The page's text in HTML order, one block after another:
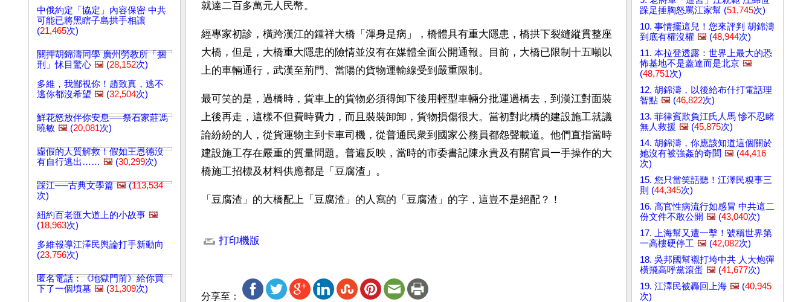
中俄約定「協定」內容保密 中共
可能已將黑瞎子島拱手相讓
(21,465次)
關押胡錦濤同學 廣州勞教所「捆
刑」怵目驚心 🖼️ (28,152次)
多維，我鄙視你！趙致真，逃不
逃你都沒希望 🖼️ (32,504次)
鮮花怒放伴你安息──祭石家莊馮
曉敏 🖼️ (20,081次)
虛假的人質解救！假如王恩德沒
有自行逃出…… 🖼️ (30,299次)
踩江──古典文學篇 🖼️(113,534
次)
紐約百老匯大道上的小故事 🖼️
(18,963次)
多維報導江澤民輿論打手新動向
(23,756次)
匿名電話：《地獄門前》給你買
下了一個墳墓 🖼️ (31,309次)
就達二百多萬元人民幣。
經專家初診，橫跨漢江的鍾祥大橋「渾身是病」，橋體具有重大隱患，橋拱下裂縫縱貫整座
大橋，但是，大橋重大隱患的險情並沒有在媒體全面公開通報。目前，大橋已限制十五噸以
上的車輛通行，武漢至荊門、當陽的貨物運輸線受到嚴重限制。
最可笑的是，過橋時，貨車上的貨物必須得卸下後用輕型車輛分批運過橋去，到漢江對面裝
上後再走，這樣不但費時費力，而且裝裝卸卸，貨物損傷很大。當初對此橋的建設施工就議
論紛紛的人，從貨運物主到卡車司機，從普通民衆到國家公務員都怨聲載道。他們直指當時
建設施工存在嚴重的質量問題。普遍反映，當時的市委書記陳永貴及有關官員一手操作的大
橋施工招標及材料供應都是「豆腐渣」。
「豆腐渣」的大橋配上「豆腐渣」的人寫的「豆腐渣」的字，這豈不是絕配？！
打印機版
分享至：
跺足捶胸怒罵江家幫 (51,745次)
10. 事情擺這兒！您來評判 胡錦濤
到底有權沒權 🖼️ (48,944次)
11. 本拉登透露：世界上最大的恐
怖基地不是蓋達而是北京 🖼️
(48,751次)
12. 胡錦濤，以後給布什打電話理
智點 🖼️ (46,822次)
13. 菲律賓欺負江氏人馬 慘不忍睹
無人救援 🖼️ (45,875次)
14. 胡錦濤，你應該知道這個關於
她沒有被強姦的奇聞 🖼️ (44,416
次)
15. 您只當笑話聽！江澤民糗事三
則 (44,345次)
16. 高官性病流行如感冒 中共這二
份文件不敢公開 🖼️ (43,040次)
17. 上海幫又遭一擊！號稱世界第
一高樓硬停工 🖼️ (42,082次)
18. 吳邦國幫襯打垮中共 人大炮彈
橫飛高呼黨滾蛋 🖼️ (41,677次)
19. 江澤民被轟回上海 🖼️ (40,945
次)